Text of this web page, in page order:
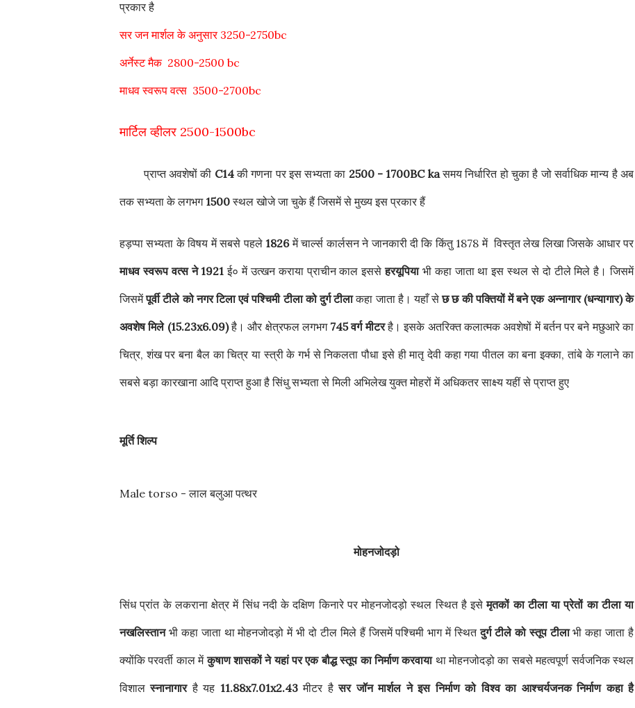
प्रकार है
सर जन मार्शल के अनुसार 3250-2750bc
अर्नेस्ट मैक 2800-2500 bc
माधव स्वरूप वत्स 3500-2700bc
मार्टिल व्हीलर 2500-1500bc
प्राप्त अवशेषों की C14की गणना पर इस सभ्यता का 2500 - 1700BC kaसमय निर्धारित हो चुका है जो सर्वाधिक मान्य है अब
तक सभ्यता के लगभग1500स्थल खोजे जा चुके हैं जिसमें से मुख्य इस प्रकार हैं
हड़प्पा सभ्यता के विषय में सबसे पहले1826में चार्ल्स कार्लसन ने जानकारी दी कि किंतु 1878 में विस्तृत लेख लिखा जिसके आधार पर
माधव स्वरूप वत्स ने 1921 ई० में उत्खन कराया प्राचीन काल इससेहरयूपियाभी कहा जाता था इस स्थल से दो टीले मिले है। जिसमें
जिसमेंपूर्वी टीले को नगर टिला एवं पश्चिमी टीला को दुर्ग टीलाकहा जाता है। यहाँ सेछ छ की पक्तियों में बने एक अन्नागार (धन्यागार) के
अवशेष मिले (15.23x6.09)है। और क्षेत्रफल लगभग 745 वर्ग मीटरहै। इसके अतरिक्त कलात्मक अवशेषों में बर्तन पर बने मछुआरे का
चित्र, शंख पर बना बैल का चित्र या स्त्री के गर्भ से निकलता पौधा इसे ही मातृ देवी कहा गया पीतल का बना इक्का, तांबे के गलाने का
सबसे बड़ा कारखाना आदि प्राप्त हुआ है सिंधु सभ्यता से मिली अभिलेख युक्त मोहरों में अधिकतर साक्ष्य यहीं से प्राप्त हुए
मूर्ति शिल्प
Male torso - लाल बलुआ पत्थर
मोहनजोदड़ो
सिंध प्रांत के लकराना क्षेत्र में सिंध नदी के दक्षिण किनारे पर मोहनजोदड़ो स्थल स्थित है इसेमृतकों का टीला या प्रेतों का टीला या
नखलिस्तान भी कहा जाता था मोहनजोदड़ो में भी दो टील मिले हैं जिसमें पश्चिमी भाग में स्थितदुर्ग टीले को स्तूप टीलाभी कहा जाता है
क्योंकि परवर्ती काल मेंकुषाण शासकों ने यहां पर एक बौद्ध स्तूप का निर्माण करवाया था मोहनजोदड़ो का सबसे महत्वपूर्ण सर्वजनिक स्थल
विशालस्नानागारहै यह 11.88x7.01x2.43मीटर हैसर जॉन मार्शल ने इस निर्माण को विश्व का आश्चर्यजनक निर्माण कहा है